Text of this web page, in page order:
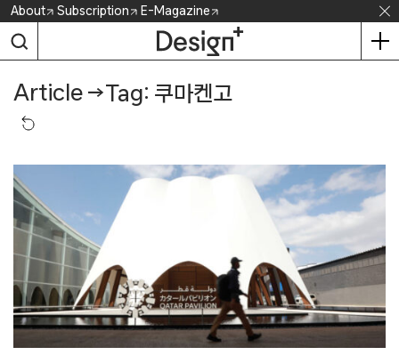
Skip
content
About Subscription E-Magazine
Article →Tag: 쿠마켄고